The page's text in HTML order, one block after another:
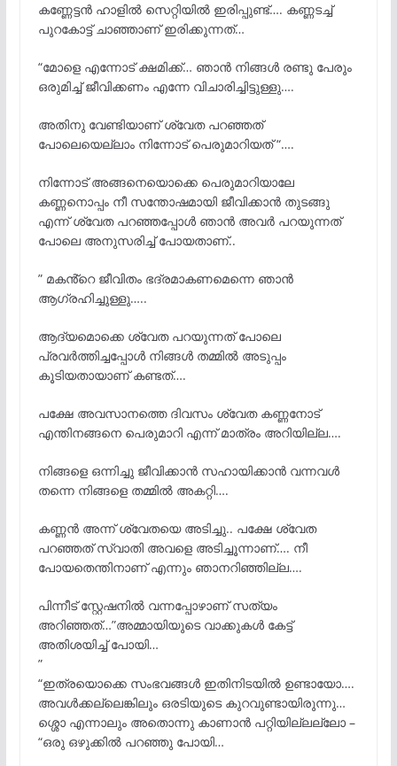
കണ്ണേട്ടൻ ഹാളിൽ സെറ്റിയിൽ ഇരിപ്പുണ്ട്…. കണ്ണടച്ച്
പുറകോട്ട് ചാഞ്ഞാണ് ഇരിക്കുന്നത്…
“മോളെ എന്നോട് ക്ഷമിക്ക്… ഞാൻ നിങ്ങൾ രണ്ടു പേരും
ഒരുമിച്ച് ജീവിക്കണം എന്നേ വിചാരിച്ചിട്ടുള്ളു….
അതിനു വേണ്ടിയാണ് ശ്വേത പറഞ്ഞത്
പോലെയെല്ലാം നിന്നോട് പെരുമാറിയത് “….
നിന്നോട് അങ്ങനെയൊക്കെ പെരുമാറിയാലേ
കണ്ണനൊപ്പം നീ സന്തോഷമായി ജീവിക്കാൻ തുടങ്ങു
എന്ന് ശ്വേത പറഞ്ഞപ്പോൾ ഞാൻ അവർ പറയുന്നത്
പോലെ അനുസരിച്ച് പോയതാണ്..
” മകൻ്റെ ജീവിതം ഭദ്രമാകണമെന്നെ ഞാൻ
ആഗ്രഹിച്ചുള്ളു…..
ആദ്യമൊക്കെ ശ്വേത പറയുന്നത് പോലെ
പ്രവർത്തിച്ചപ്പോൾ നിങ്ങൾ തമ്മിൽ അടുപ്പം
കൂടിയതായാണ് കണ്ടത്….
പക്ഷേ അവസാനത്തെ ദിവസം ശ്വേത കണ്ണനോട്
എന്തിനങ്ങനെ പെരുമാറി എന്ന് മാത്രം അറിയില്ല….
നിങ്ങളെ ഒന്നിച്ചു ജീവിക്കാൻ സഹായിക്കാൻ വന്നവൾ
തന്നെ നിങ്ങളെ തമ്മിൽ അകറ്റി….
കണ്ണൻ അന്ന് ശ്വേതയെ അടിച്ചു.. പക്ഷേ ശ്വേത
പറഞ്ഞത് സ്വാതി അവളെ അടിച്ചൂന്നാണ്…. നീ
പോയതെന്തിനാണ് എന്നും ഞാനറിഞ്ഞില്ല….
പിന്നീട് സ്റ്റേഷനിൽ വന്നപ്പോഴാണ് സത്യം
അറിഞ്ഞത്…”അമ്മായിയുടെ വാക്കുകൾ കേട്ട്
അതിശയിച്ച് പോയി…
”
“ഇത്രയൊക്കെ സംഭവങ്ങൾ ഇതിനിടയിൽ ഉണ്ടായോ….
അവൾക്കല്ലെങ്കിലും ഒരടിയുടെ കുറവുണ്ടായിരുന്നു…
ശ്ശൊ എന്നാലും അതൊന്നു കാണാൻ പറ്റിയില്ലല്ലോ –
“ഒരു ഒഴുക്കിൽ പറഞ്ഞു പോയി…